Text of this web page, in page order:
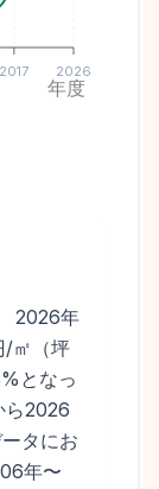
2017 2026
年度
2026年
/㎡（坪
となっ
ら2026
タにお
年〜